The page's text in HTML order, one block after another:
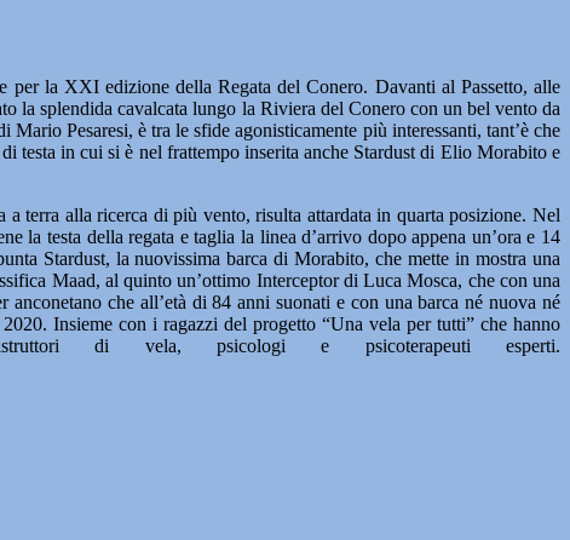
per la XXI edizione della Regata del Conero. Davanti al Passetto, alle
la splendida cavalcata lungo la Riviera del Conero con un bel vento da
Pesaresi, è tra le sfide agonisticamente più interessanti, tant’è che
testa in cui si è nel frattempo inserita anche Stardust di Elio Morabito e
terra alla ricerca di più vento, risulta attardata in quarta posizione. Nel
testa della regata e taglia la linea d’arrivo dopo appena un’ora e 14
Stardust, la nuovissima barca di Morabito, che mette in mostra una
Maad, al quinto un’ottimo Interceptor di Luca Mosca, che con una
che all’età di 84 anni suonati e con una barca né nuova né
Insieme con i ragazzi del progetto “Una vela per tutti” che hanno
di vela, psicologi e psicoterapeuti esperti.